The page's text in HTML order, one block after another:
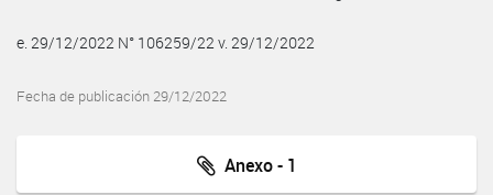
e. 29/12/2022 N° 106259/22 v. 29/12/2022
Fecha de publicación 29/12/2022
Anexo - 1